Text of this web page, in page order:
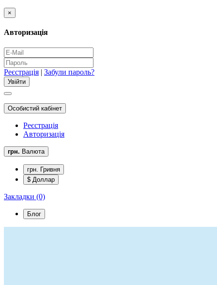
×
Авторизація
Реєстрація | Забули пароль?
Особистий кабінет
Реєстрація
Авторизація
грн. Валюта
грн. Гривня
$ Доллар
Закладки (0)
Блог